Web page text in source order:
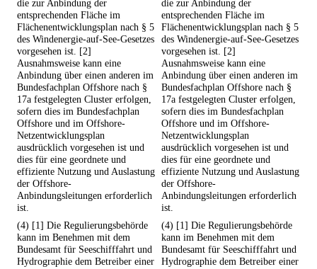
die zur Anbindung der
entsprechenden Fläche im
Flächenentwicklungsplan nach § 5
des Windenergie-auf-See-Gesetzes
vorgesehen ist. [2]
Ausnahmsweise kann eine
Anbindung über einen anderen im
Bundesfachplan Offshore nach §
17a festgelegten Cluster erfolgen,
sofern dies im Bundesfachplan
Offshore und im Offshore-
Netzentwicklungsplan
ausdrücklich vorgesehen ist und
dies für eine geordnete und
effiziente Nutzung und Auslastung
der Offshore-
Anbindungsleitungen erforderlich
ist.
die zur Anbindung der
entsprechenden Fläche im
Flächenentwicklungsplan nach § 5
des Windenergie-auf-See-Gesetzes
vorgesehen ist. [2]
Ausnahmsweise kann eine
Anbindung über einen anderen im
Bundesfachplan Offshore nach §
17a festgelegten Cluster erfolgen,
sofern dies im Bundesfachplan
Offshore und im Offshore-
Netzentwicklungsplan
ausdrücklich vorgesehen ist und
dies für eine geordnete und
effiziente Nutzung und Auslastung
der Offshore-
Anbindungsleitungen erforderlich
ist.
(4) [1] Die Regulierungsbehörde
kann im Benehmen mit dem
Bundesamt für Seeschifffahrt und
Hydrographie dem Betreiber einer
(4) [1] Die Regulierungsbehörde
kann im Benehmen mit dem
Bundesamt für Seeschifffahrt und
Hydrographie dem Betreiber einer